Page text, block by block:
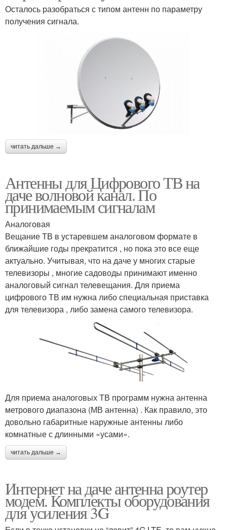
Осталось разобраться с типом антенн по параметру
получения сигнала.
читать дальше →
Антенны для Цифрового ТВ на
даче волновой канал. По
принимаемым сигналам
Аналоговая
Вещание ТВ в устаревшем аналоговом формате в
ближайшие годы прекратится , но пока это все еще
актуально. Учитывая, что на даче у многих старые
телевизоры , многие садоводы принимают именно
аналоговый сигнал телевещания. Для приема
цифрового ТВ им нужна либо специальная приставка
для телевизора , либо замена самого телевизора.
Для приема аналоговых ТВ программ нужна антенна
метрового диапазона (МВ антенна) . Как правило, это
довольно габаритные наружные антенны либо
комнатные с длинными «усами».
читать дальше →
Интернет на даче антенна роутер
модем. Комплекты оборудования
для усиления 3G